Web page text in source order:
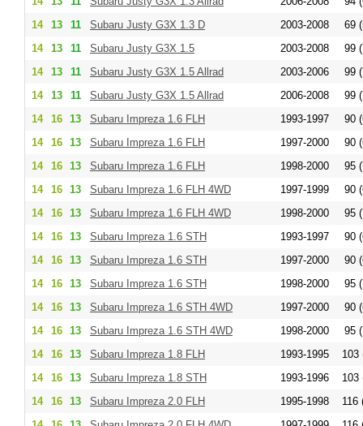
14
13 11 Subaru Justy G3X 1.3 D 2003-2008
69
14
13 11 Subaru Justy G3X 1.5 2003-2008
99
14
13 11 Subaru Justy G3X 1.5 Allrad 2003-2006
99
14
13 11 Subaru Justy G3X 1.5 Allrad 2006-2008
99
14
16 13 Subaru Impreza 1.6 FLH 1993-1997
90
14
16 13 Subaru Impreza 1.6 FLH 1997-2000
90
14
16 13 Subaru Impreza 1.6 FLH 1998-2000
95
14
16 13 Subaru Impreza 1.6 FLH 4WD 1997-1999
90
14
16 13 Subaru Impreza 1.6 FLH 4WD 1998-2000
95
14
16 13 Subaru Impreza 1.6 STH 1993-1997
90
14
16 13 Subaru Impreza 1.6 STH 1997-2000
90
14
16 13 Subaru Impreza 1.6 STH 1998-2000
95
14
16 13 Subaru Impreza 1.6 STH 4WD 1997-2000
90
14
16 13 Subaru Impreza 1.6 STH 4WD 1998-2000
95
14
16 13 Subaru Impreza 1.8 FLH 1993-1995
103
14
16 13 Subaru Impreza 1.8 STH 1993-1996
103
14
16 13 Subaru Impreza 2.0 FLH 1995-1998
116